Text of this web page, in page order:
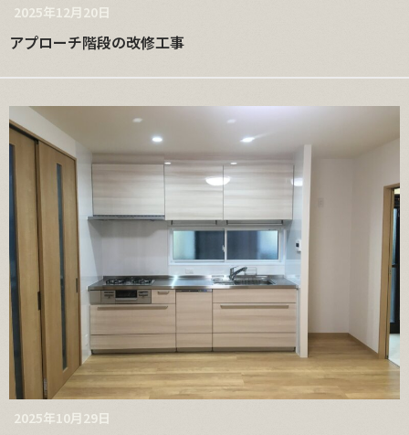
2025年12月20日
アプローチ階段の改修工事
2025年10月29日